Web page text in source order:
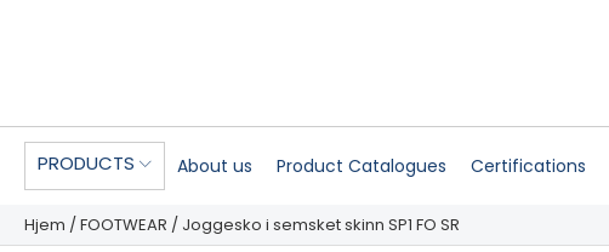
PRODUCTS About us Product Catalogues Certifications
Hjem / FOOTWEAR / Joggesko i semsket skinn SP1 FO SR